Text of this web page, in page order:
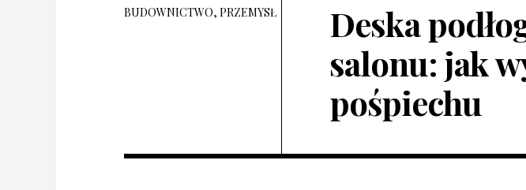
BUDOWNICTWO, PRZEMYSŁ
Deska
salonu: jak
pośpiechu